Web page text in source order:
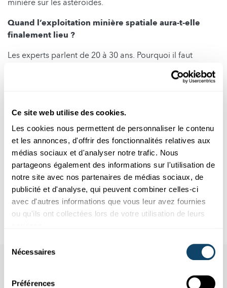
Ce site web utilise des cookies.
Les cookies nous permettent de personnaliser le contenu
et les annonces, d'offrir des fonctionnalités relatives aux
médias sociaux et d'analyser notre trafic. Nous
partageons également des informations sur l'utilisation de
notre site avec nos partenaires de médias sociaux, de
publicité et d'analyse, qui peuvent combiner celles-ci
avec d'autres informations que vous leur avez fournies
ou qu'ils ont collectées lors de votre utilisation de leurs
Nécessaires
Préférences
minière sur les astéroïdes.
Quand l’exploitation minière spatiale aura-t-elle
finalement lieu ?
Les experts parlent de 20 à 30 ans. Pourquoi il faut
encore attendre aussi longtemps, quelles sont les
recherches et améliorations à réaliser d’ici là, à quoi
publications des semaines à venir, qui font l’objet d’une
série sur science.lu.
Vous avez d’autres questions sur ce projet ? Alors écrivez-
nous (info@science.lu). Nous essaierons d’intégrer ces
questions à notre série d’articles.
Auteur: Jean-Paul Bertemes
Photo © 3dmentat/Shotshop.com